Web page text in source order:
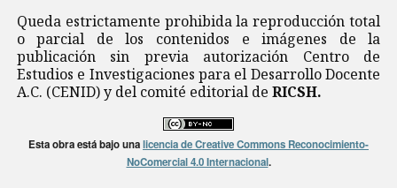
Queda estrictamente prohibida la reproducción total
o parcial de los contenidos e imágenes de la
publicación sin previa autorización Centro de
Estudios e Investigaciones para el Desarrollo Docente
A.C. (CENID) y del comité editorial de RICSH.
Esta obra está bajo unalicencia de Creative Commons Reconocimiento-
NoComercial 4.0 Internacional.